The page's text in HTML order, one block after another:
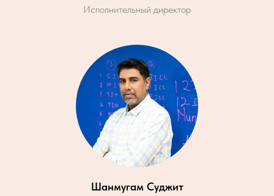
Исполнительный директор
Шанмугам Суджит